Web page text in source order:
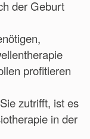
der Geburt
profitieren
zutrifft, ist es
in der